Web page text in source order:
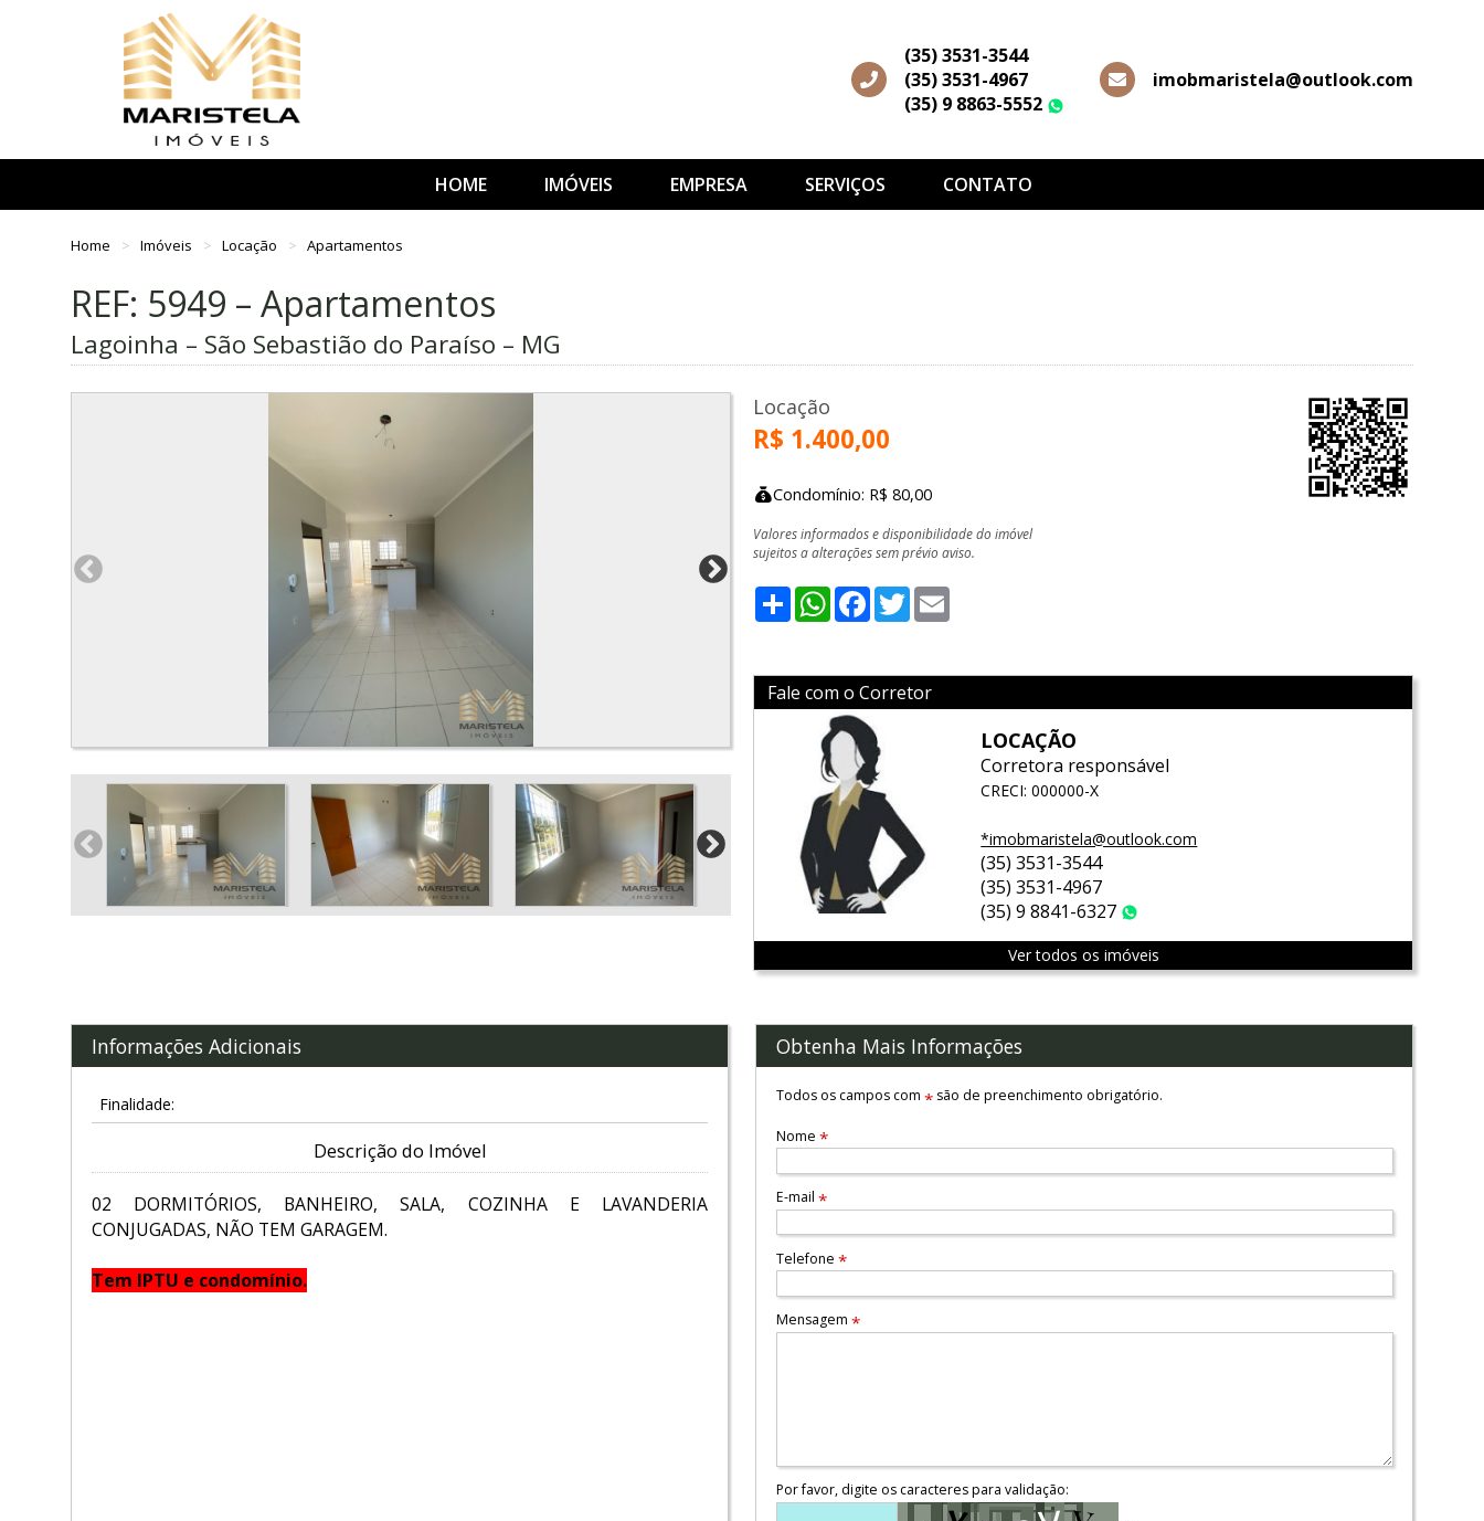
(35) 3531-3544
(35) 3531-4967
(35) 9 8863-5552
imobmaristela@outlook.com
HOME IMÓVEIS EMPRESA SERVIÇOS CONTATO
Home Imóveis Locação Apartamentos
REF: 5949 – Apartamentos
Lagoinha – São Sebastião do Paraíso – MG
Locação
R$ 1.400,00
Condomínio: R$ 80,00
Valores informados e disponibilidade do imóvel
sujeitos a alterações sem prévio aviso.
ShareWhatsApp
Facebook
Twitter
Fale com o Corretor
LOCAÇÃO
Corretora responsável
CRECI: 000000-X
*imobmaristela@outlook.com
(35) 3531-3544
(35) 3531-4967
(35) 9 8841-6327
Ver todos os imóveis
Informações Adicionais
Finalidade:
Descrição do Imóvel
02 DORMITÓRIOS, BANHEIRO, SALA, COZINHA E LAVANDERIA
CONJUGADAS, NÃO TEM GARAGEM.
Tem IPTU e condomínio.
Obtenha Mais Informações
Todos os campos com *são de preenchimento obrigatório.
Nome *
E-mail *
Telefone *
Mensagem *
Por favor, digite os caracteres para validação: